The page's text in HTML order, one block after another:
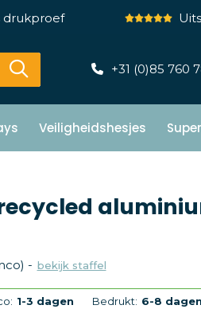
drukproef
+31 (0)85 760
Veiligheidshesjes
- bekijk staffel
1-3 dagen Bedrukt: 6-8 dagen